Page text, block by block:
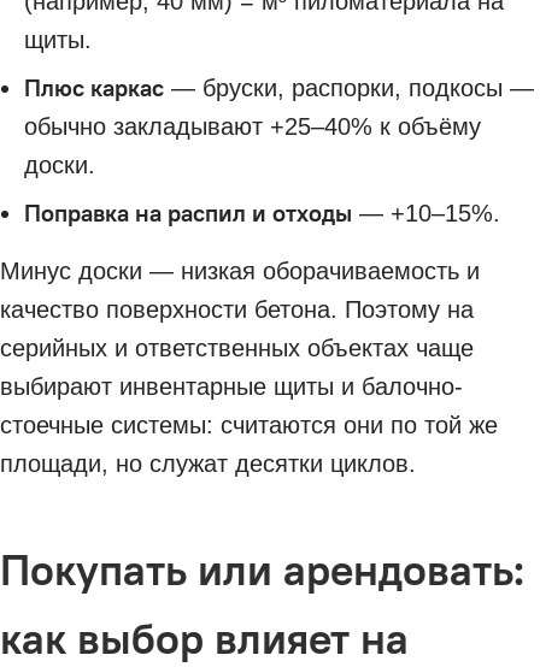
щиты.
Плюс каркас — бруски, распорки, подкосы —
обычно закладывают +25–40% к объёму
доски.
Поправка на распил и отходы — +10–15%.
Минус доски — низкая оборачиваемость и
качество поверхности бетона. Поэтому на
серийных и ответственных объектах чаще
выбирают инвентарные щиты и балочно-
стоечные системы: считаются они по той же
площади, но служат десятки циклов.
Покупать или арендовать:
как выбор влияет на